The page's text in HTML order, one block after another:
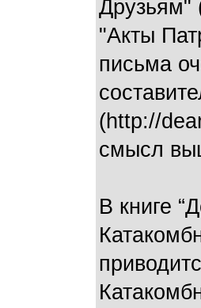
Друзьям"
"Акты
письма
(http://
смысл
В книге